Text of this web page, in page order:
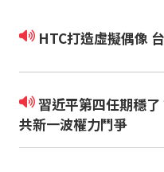
HTC打造虛擬偶像
習近平第四任期穩了？從五中全會解析中
共新一波權力鬥爭